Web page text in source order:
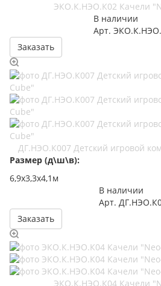
ЭКО.К.НЭО.К02 Качели
В наличии
Арт.
Заказать
ДГ.НЭО.К007 Детский игровой
Размер (д\ш\в):
6,9х3,3х4,1м
В наличии
Арт.
Заказать
ЭКО.К.НЭО.К04 Качели